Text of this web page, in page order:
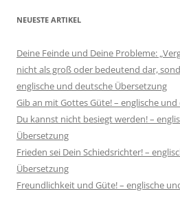
NEUESTE ARTIKEL
Deine Feinde und Deine Probleme:
nicht als groß oder bedeutend dar,
englische und deutsche Übersetzung
Gib an mit Gottes Güte! – englische
Du kannst nicht besiegt werden! –
Übersetzung
Frieden sei Dein Schiedsrichter! –
Übersetzung
Freundlichkeit und Güte! – englische